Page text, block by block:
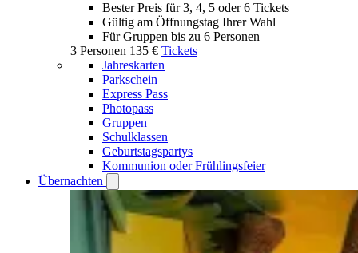
Bester Preis für 3, 4, 5 oder 6 Tickets
Gültig am Öffnungstag Ihrer Wahl
Für Gruppen bis zu 6 Personen
3 Personen 135 € Tickets
Jahreskarten
Parkschein
Express Pass
Photopass
Gruppen
Schulklassen
Geburtstagspartys
Kommunion oder Frühlingsfeier
Übernachten
Übernachten
submenu